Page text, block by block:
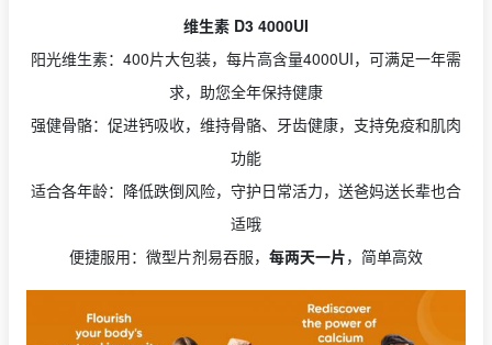
维生素 D3 4000UI
阳光维生素：400片大包装，每片高含量4000UI，可满足一年需
求，助您全年保持健康
强健骨骼：促进钙吸收，维持骨骼、牙齿健康，支持免疫和肌肉
功能
适合各年龄：降低跌倒风险，守护日常活力，送爸妈送长辈也合
适哦
便捷服用：微型片剂易吞服， 每两天一片，简单高效